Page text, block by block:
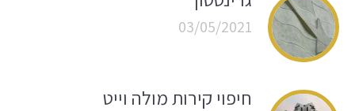
03/05/2021
חיפוי קירות מולה וייט